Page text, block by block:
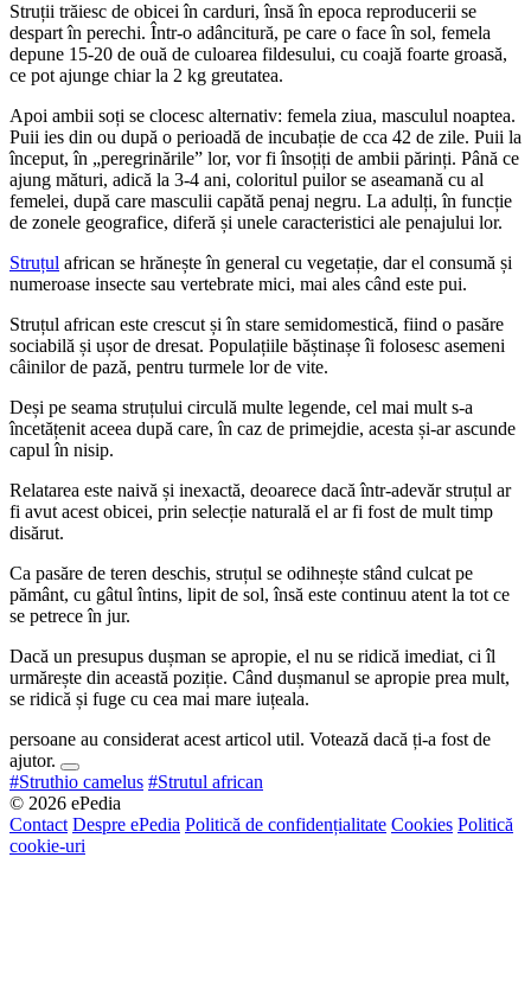
Struții trăiesc de obicei în carduri, însă în epoca reproducerii se
despart în perechi. Într-o adâncitură, pe care o face în sol, femela
depune 15-20 de ouă de culoarea fildesului, cu coajă foarte groasă,
ce pot ajunge chiar la 2 kg greutatea.
Apoi ambii soți se clocesc alternativ: femela ziua, masculul noaptea.
Puii ies din ou după o perioadă de incubație de cca 42 de zile. Puii la
început, în „peregrinările” lor, vor fi însoțiți de ambii părinți. Până ce
ajung mături, adică la 3-4 ani, coloritul puilor se aseamană cu al
femelei, după care masculii capătă penaj negru. La adulți, în funcție
de zonele geografice, diferă și unele caracteristici ale penajului lor.
Struțul african se hrănește în general cu vegetație, dar el consumă și
numeroase insecte sau vertebrate mici, mai ales când este pui.
Struțul african este crescut și în stare semidomestică, fiind o pasăre
sociabilă și ușor de dresat. Populațiile băștinașe îi folosesc asemeni
câinilor de pază, pentru turmele lor de vite.
Deși pe seama struțului circulă multe legende, cel mai mult s-a
încetățenit aceea după care, în caz de primejdie, acesta și-ar ascunde
capul în nisip.
Relatarea este naivă și inexactă, deoarece dacă într-adevăr struțul ar
fi avut acest obicei, prin selecție naturală el ar fi fost de mult timp
disărut.
Ca pasăre de teren deschis, struțul se odihnește stând culcat pe
pământ, cu gâtul întins, lipit de sol, însă este continuu atent la tot ce
se petrece în jur.
Dacă un presupus dușman se apropie, el nu se ridică imediat, ci îl
urmărește din această poziție. Când dușmanul se apropie prea mult,
se ridică și fuge cu cea mai mare iuțeala.
persoane au considerat acest articol util. Votează dacă ți-a fost de
ajutor.
#Struthio camelus #Strutul african
© 2026 ePedia
Contact Despre ePedia Politică de confidențialitate Cookies Politică
cookie-uri